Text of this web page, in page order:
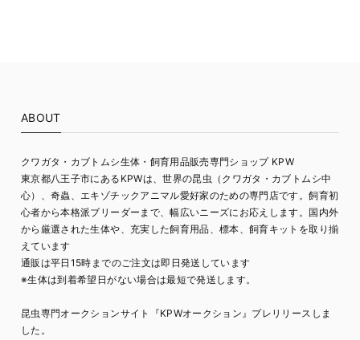
ABOUT
クワガタ・カブトムシ生体・飼育用品販売専門ショップ KPW
東京都八王子市にあるKPWは、世界の昆虫（クワガタ・カブトムシ中
心）、奇蟲、エキゾチックアニマル愛好家のための専門店です。飼育初
心者から本格派ブリーダーまで、幅広いニーズにお応えします。国内外
から厳選された生体や、充実した飼育用品、標本、飼育キットを取り揃
えています
通販は平日15時までのご注文は即日発送しています
※生体は到着希望日がない場合は最短で発送します。
昆虫専門オークションサイト『KPWオークション』プレリリースしま
した。